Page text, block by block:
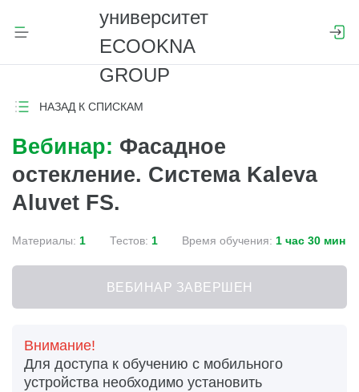
НАЗАД К СПИСКАМ
Вебинар: Фасадное
остекление. Система Kaleva
Aluvet FS.
Материалы: 1 Тестов: 1 Время обучения: 1 час 30 мин
ВЕБИНАР ЗАВЕРШЕН
Внимание!
Для доступа к обучению с мобильного
устройства необходимо установить